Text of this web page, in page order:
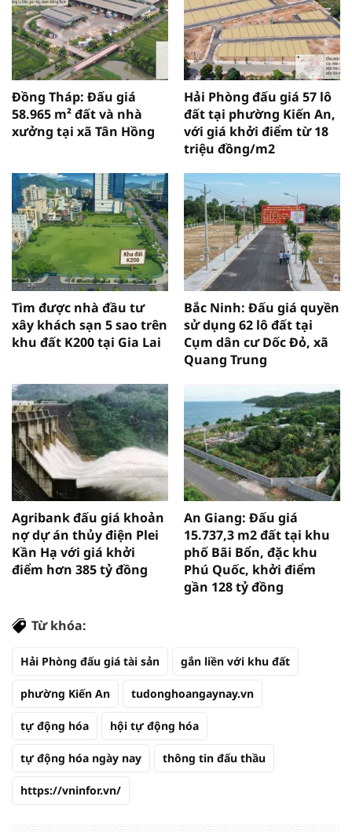
Đồng Tháp: Đấu giá
58.965 m² đất và nhà
xưởng tại xã Tân Hồng
Hải Phòng đấu giá 57 lô
đất tại phường Kiến An,
với giá khởi điểm từ 18
triệu đồng/m2
Tìm được nhà đầu tư
xây khách sạn 5 sao trên
khu đất K200 tại Gia Lai
Bắc Ninh: Đấu giá quyền
sử dụng 62 lô đất tại
Cụm dân cư Dốc Đỏ, xã
Quang Trung
Agribank đấu giá khoản
nợ dự án thủy điện Plei
Kần Hạ với giá khởi
điểm hơn 385 tỷ đồng
An Giang: Đấu giá
15.737,3 m2 đất tại khu
phố Bãi Bổn, đặc khu
Phú Quốc, khởi điểm
gần 128 tỷ đồng
Từ khóa:
Hải Phòng đấu giá tài sản gắn liền với khu đất
phường Kiến An tudonghoangaynay.vn
tự động hóa hội tự động hóa
tự động hóa ngày nay thông tin đấu thầu
https://vninfor.vn/